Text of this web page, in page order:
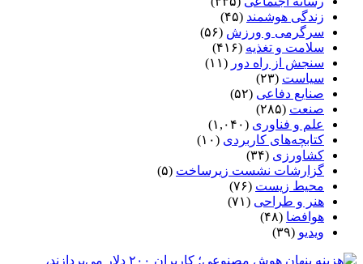
زندگی هوشمند (۴۵)
سرگرمی و ورزش (۵۶)
سلامت و تغذیه (۴۱۶)
سنجش از راه دور (۱۱)
سیاست (۲۳)
صنایع دفاعی (۵۲)
صنعت (۲۸۵)
علم و فناوری (۱,۰۴۰)
کتابچه‌های کاربردی (۱۰)
کشاورزی (۳۴)
گزارشات نشست زیرساخت (۵)
محیط زیست (۷۶)
هنر و طراحی (۷۱)
هوافضا (۴۸)
ویدیو (۳۹)